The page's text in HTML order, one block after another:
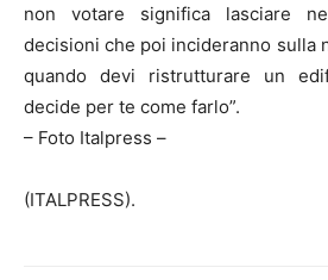
non votare significa lasciare
decisioni che poi incideranno sulla
quando devi ristrutturare un
decide per te come farlo”.
– Foto Italpress –
(ITALPRESS).